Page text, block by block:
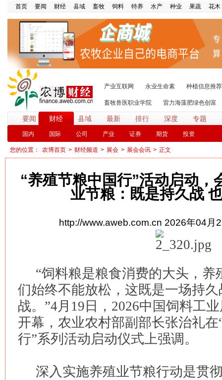
首页 要闻 财经 县域 畜牧 饲料 特养 水产 种业 果蔬 花木
产业互联网 永业生命素 种植信息推荐
畜牧兽医职业学院 雷力海藻肥绿色创富
要闻 财经 县域 最新 排行 深度 专题
国内 国际 公司 产业 证券 期货 投资
您的位置： 农博首页 > 财经频道 > 展会 > 展会会讯 > 正文
“养殖节粮中国行”活动启动
业节粮：既是持久战
http://www.aweb.com.cn 2026年04月
“饲料粮是粮食消费的大头，养
们始终不能放松，这既是一场持
战。”4月19日，2026中国饲料工
开幕，农业农村部副部长张治礼
行”系列活动启动仪式上强调。
深入实施养殖业节粮行动是贯